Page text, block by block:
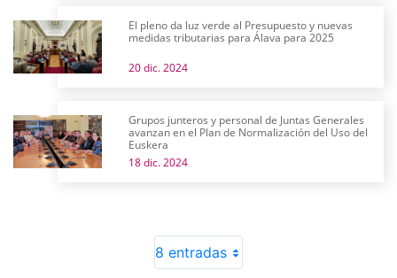
El pleno da luz verde al Presupuesto y nuevas
medidas tributarias para Álava para 2025
20 dic. 2024
Grupos junteros y personal de Juntas Generales
avanzan en el Plan de Normalización del Uso del
Euskera
18 dic. 2024
8 entradas